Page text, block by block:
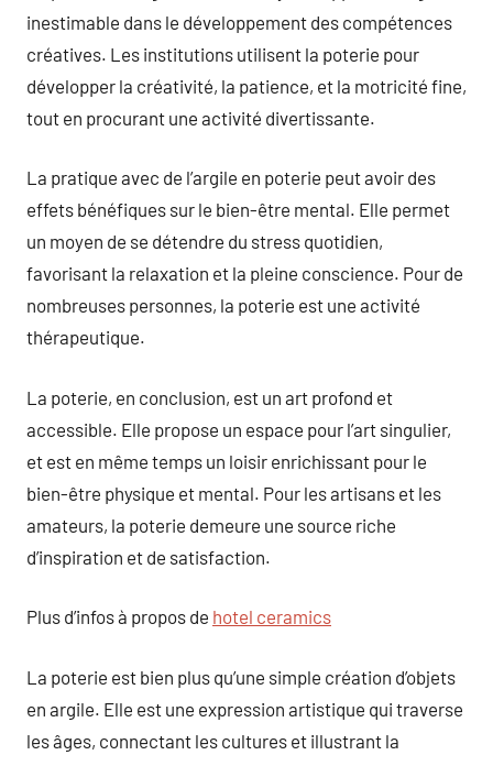
inestimable dans le développement des compétences
créatives. Les institutions utilisent la poterie pour
développer la créativité, la patience, et la motricité fine,
tout en procurant une activité divertissante.
La pratique avec de l’argile en poterie peut avoir des
effets bénéfiques sur le bien-être mental. Elle permet
un moyen de se détendre du stress quotidien,
favorisant la relaxation et la pleine conscience. Pour de
nombreuses personnes, la poterie est une activité
thérapeutique.
La poterie, en conclusion, est un art profond et
accessible. Elle propose un espace pour l’art singulier,
et est en même temps un loisir enrichissant pour le
bien-être physique et mental. Pour les artisans et les
amateurs, la poterie demeure une source riche
d’inspiration et de satisfaction.
Plus d’infos à propos de hotel ceramics
La poterie est bien plus qu’une simple création d’objets
en argile. Elle est une expression artistique qui traverse
les âges, connectant les cultures et illustrant la